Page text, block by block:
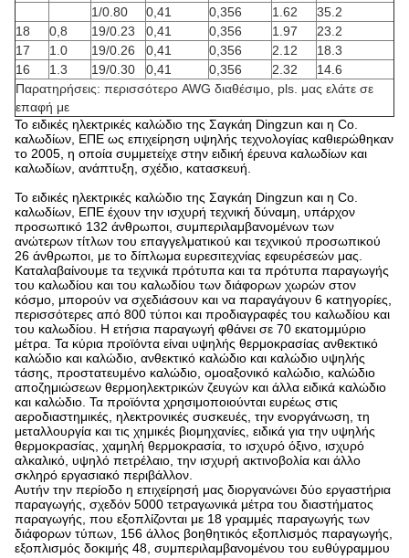
1/0.80 0,41 0,356 1.62
35.2
18
0,8 19/0.23 0,41 0,356 1.97
23.2
17
1.0 19/0.26 0,41 0,356 2.12
18.3
16
1.3 19/0.30 0,41 0,356 2.32
14.6
Παρατηρήσεις: περισσότερο AWG διαθέσιμο, pls. μας ελάτε σε
επαφή με
Το ειδικές ηλεκτρικές καλώδιο της Σαγκάη Dingzun και η Co.
καλωδίων, ΕΠΕ ως επιχείρηση υψηλής τεχνολογίας καθιερώθηκαν
το 2005, η οποία συμμετείχε στην ειδική έρευνα καλωδίων και
καλωδίων, ανάπτυξη, σχέδιο, κατασκευή.
Το ειδικές ηλεκτρικές καλώδιο της Σαγκάη Dingzun και η Co.
καλωδίων, ΕΠΕ έχουν την ισχυρή τεχνική δύναμη, υπάρχον
προσωπικό 132 άνθρωποι, συμπεριλαμβανομένων των
ανώτερων τίτλων του επαγγελματικού και τεχνικού προσωπικού
26 άνθρωποι, με το δίπλωμα ευρεσιτεχνίας εφευρέσεών μας.
Καταλαβαίνουμε τα τεχνικά πρότυπα και τα πρότυπα παραγωγής
του καλωδίου και του καλωδίου των διάφορων χωρών στον
κόσμο, μπορούν να σχεδιάσουν και να παραγάγουν 6 κατηγορίες,
περισσότερες από 800 τύποι και προδιαγραφές του καλωδίου και
του καλωδίου. Η ετήσια παραγωγή φθάνει σε 70 εκατομμύριο
μέτρα. Τα κύρια προϊόντα είναι υψηλής θερμοκρασίας ανθεκτικό
καλώδιο και καλώδιο, ανθεκτικό καλώδιο και καλώδιο υψηλής
τάσης, προστατευμένο καλώδιο, ομοαξονικό καλώδιο, καλώδιο
αποζημιώσεων θερμοηλεκτρικών ζευγών και άλλα ειδικά καλώδιο
και καλώδιο. Τα προϊόντα χρησιμοποιούνται ευρέως στις
αεροδιαστημικές, ηλεκτρονικές συσκευές, την ενοργάνωση, τη
μεταλλουργία και τις χημικές βιομηχανίες, ειδικά για την υψηλής
θερμοκρασίας, χαμηλή θερμοκρασία, το ισχυρό όξινο, ισχυρό
αλκαλικό, υψηλό πετρέλαιο, την ισχυρή ακτινοβολία και άλλο
σκληρό εργασιακό περιβάλλον.
Αυτήν την περίοδο η επιχείρησή μας διοργανώνει δύο εργαστήρια
παραγωγής, σχεδόν 5000 τετραγωνικά μέτρα του διαστήματος
παραγωγής, που εξοπλίζονται με 18 γραμμές παραγωγής των
διάφορων τύπων, 156 άλλος βοηθητικός εξοπλισμός παραγωγής,
εξοπλισμός δοκιμής 48, συμπεριλαμβανομένου του ευθύγραμμου